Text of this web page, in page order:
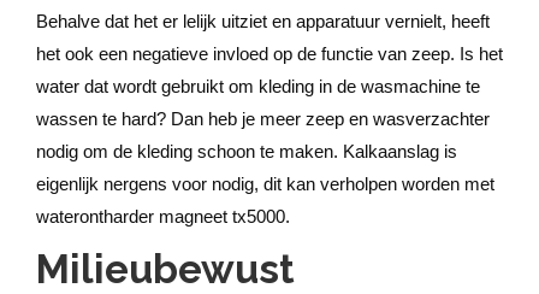
Behalve dat het er lelijk uitziet en apparatuur vernielt, heeft
het ook een negatieve invloed op de functie van zeep. Is het
water dat wordt gebruikt om kleding in de wasmachine te
wassen te hard? Dan heb je meer zeep en wasverzachter
nodig om de kleding schoon te maken. Kalkaanslag is
eigenlijk nergens voor nodig, dit kan verholpen worden met
waterontharder magneet tx5000.
Milieubewust